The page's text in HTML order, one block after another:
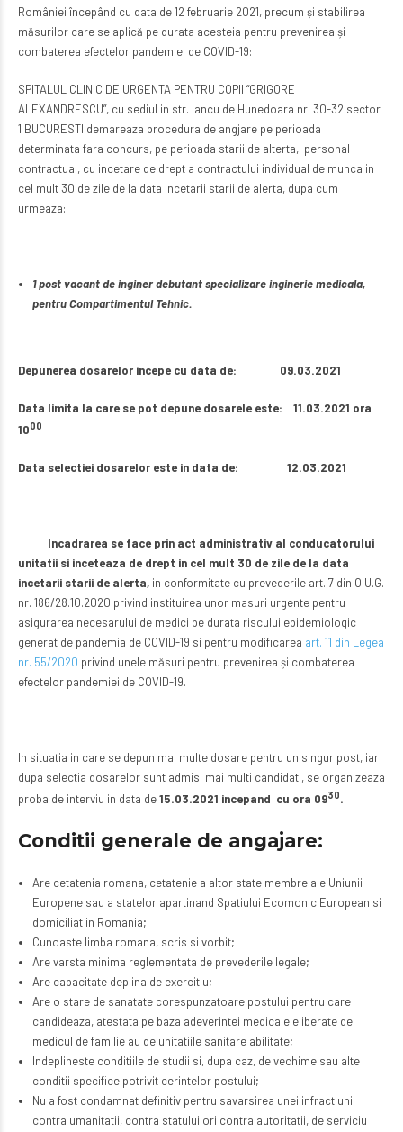
României începând cu data de 12 februarie 2021, precum și stabilirea
măsurilor care se aplică pe durata acesteia pentru prevenirea și
combaterea efectelor pandemiei de COVID-19:
SPITALUL CLINIC DE URGENTA PENTRU COPII “GRIGORE
ALEXANDRESCU”, cu sediul in str. Iancu de Hunedoara nr. 30-32 sector
1 BUCURESTI demareaza procedura de angjare pe perioada
determinata fara concurs, pe perioada starii de alterta, personal
contractual, cu incetare de drept a contractului individual de munca in
cel mult 30 de zile de la data incetarii starii de alerta, dupa cum
urmeaza:
1 post vacant de inginer debutant specializare inginerie medicala,
pentru Compartimentul Tehnic.
Depunerea dosarelor incepe cu data de: 09.03.2021
Data limita la care se pot depune dosarele este: 11.03.2021 ora
1000
Data selectiei dosarelor este in data de: 12.03.2021
Incadrarea se face prin act administrativ al conducatorului
unitatii si inceteaza de drept in cel mult 30 de zile de la data
incetarii starii de alerta, in conformitate cu prevederile art. 7 din O.U.G.
nr. 186/28.10.2020 privind instituirea unor masuri urgente pentru
asigurarea necesarului de medici pe durata riscului epidemiologic
generat de pandemia de COVID-19 si pentru modificarea art. 11 din Legea
nr. 55/2020 privind unele măsuri pentru prevenirea și combaterea
efectelor pandemiei de COVID-19.
In situatia in care se depun mai multe dosare pentru un singur post, iar
dupa selectia dosarelor sunt admisi mai multi candidati, se organizeaza
proba de interviu in data de15.03.2021 incepand cu ora 0930.
Conditii generale de angajare:
Are cetatenia romana, cetatenie a altor state membre ale Uniunii
Europene sau a statelor apartinand Spatiului Ecomonic European si
domiciliat in Romania;
Cunoaste limba romana, scris si vorbit;
Are varsta minima reglementata de prevederile legale;
Are capacitate deplina de exercitiu;
Are o stare de sanatate corespunzatoare postului pentru care
candideaza, atestata pe baza adeverintei medicale eliberate de
medicul de familie au de unitatiile sanitare abilitate;
Indeplineste conditiile de studii si, dupa caz, de vechime sau alte
conditii specifice potrivit cerintelor postului;
Nu a fost condamnat definitiv pentru savarsirea unei infractiunii
contra umanitatii, contra statului ori contra autoritatii, de serviciu